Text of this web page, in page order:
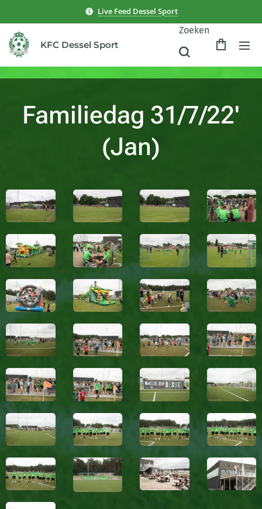
Live Feed Dessel Sport
KFC Dessel Sport
Zoeken
Familiedag 31/7/22'
(Jan)